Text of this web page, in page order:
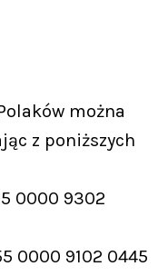
można
z poniższych
0000 9302
0000 9102 0445